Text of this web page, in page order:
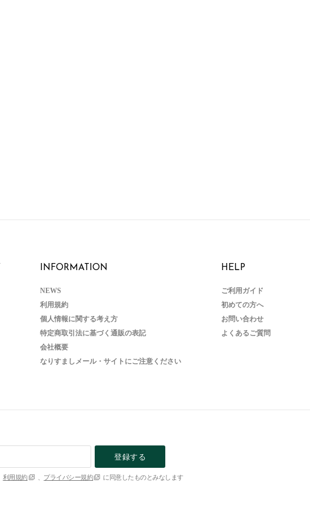
INFORMATION
NEWS
利用規約
個人情報に関する考え方
特定商取引法に基づく通販の表記
会社概要
なりすましメール・サイトにご注意ください
HELP
ご利用ガイド
初めての方へ
お問い合わせ
よくあるご質問
登録する
利用規約 プライバシー規約 に同意したものとみなします